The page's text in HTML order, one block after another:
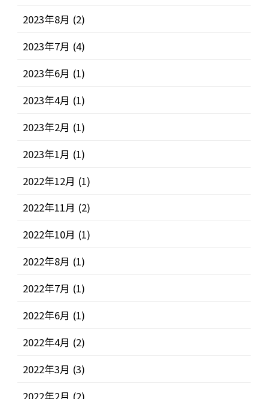
2023年8月 (2)
2023年7月 (4)
2023年6月 (1)
2023年4月 (1)
2023年2月 (1)
2023年1月 (1)
2022年12月 (1)
2022年11月 (2)
2022年10月 (1)
2022年8月 (1)
2022年7月 (1)
2022年6月 (1)
2022年4月 (2)
2022年3月 (3)
2022年2月 (2)